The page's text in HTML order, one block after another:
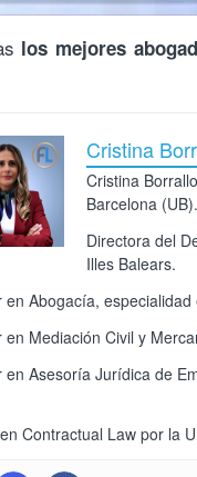
los mejores
Cristina
Cristina
Barcelona
Directora del
Illes Balears.
en Abogacía,
en Mediación Civil y
en Asesoría Jurídica de
Contractual Law por la